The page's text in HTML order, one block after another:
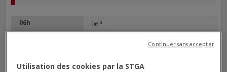
06h 06 a
Utilisation des cookies par la STGA
Continuer sans accepter